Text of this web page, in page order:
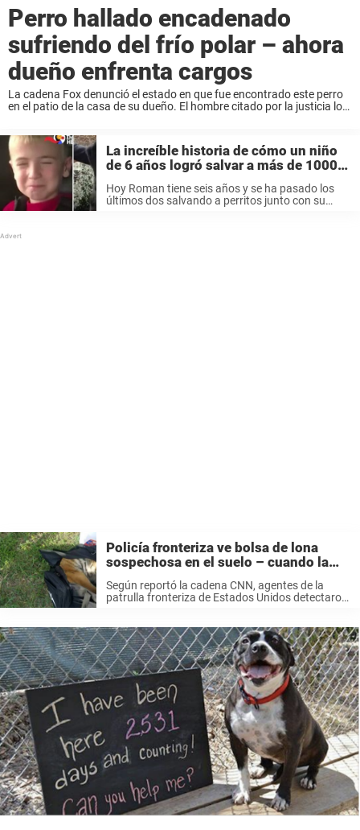
Perro hallado encadenado
sufriendo del frío polar – ahora
dueño enfrenta cargos
La cadena Fox denunció el estado en que fue encontrado este perro
en el patio de la casa de su dueño. El hombre citado por la justicia lo
La increíble historia de cómo un niño
de 6 años logró salvar a más de 1000
Hoy Roman tiene seis años y se ha pasado los
últimos dos salvando a perritos junto con su
Policía fronteriza ve bolsa de lona
sospechosa en el suelo – cuando la
Según reportó la cadena CNN, agentes de la
patrulla fronteriza de Estados Unidos detectaron
frontera con México, por la ...